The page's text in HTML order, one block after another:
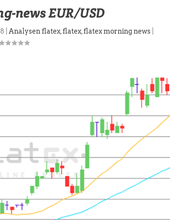
news EUR/USD
Analysen flatex,flatex,flatex morning news|